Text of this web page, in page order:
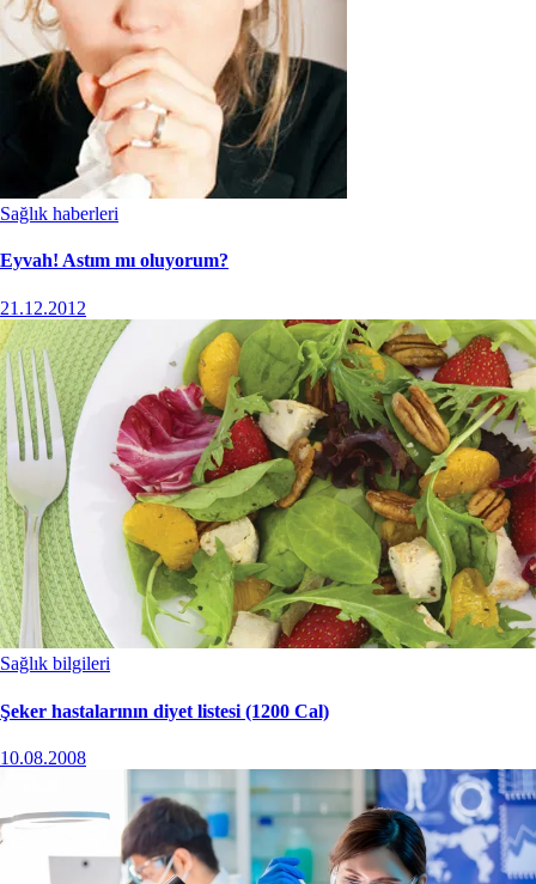
Sağlık haberleri
Eyvah! Astım mı oluyorum?
21.12.2012
Sağlık bilgileri
Şeker hastalarının diyet listesi (1200 Cal)
10.08.2008